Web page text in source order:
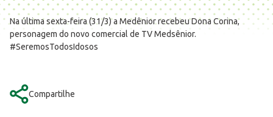
Notícias
Na última sexta-feira (31/3) a Medênior recebeu Dona Corina,
personagem do novo comercial de TV Medsênior.
#SeremosTodosIdosos
Compartilhe